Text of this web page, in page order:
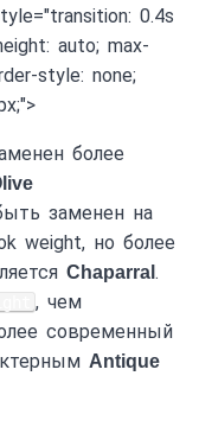
0.4s
auto; max-
style: none;
более
заменен на
weight, но более
Chaparral .
, чем
современный
Antique